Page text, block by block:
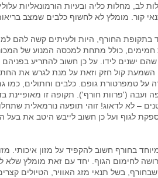
לב, מחלות כליה ובעיות הורמונאליות
קור. מומלץ לא לחשוף כלבים שמצב
בתקופת החורף, היות ולעיתים קשה להם
כולל מתחת למכסה המנוע של
ישנים לידו. על כן חשוב להתריע
קול חזק וזאת על מנת לגרש את
טמפרטורת גופם. כלבים וחתולים, כמו גם
('פרוות חורף'). תקופה זו מאופיינת
– לא לדאוג! זוהי תופעה נורמאלית
לגוף ועל כן חשוב לייבש היטב את בעל
בחורף חשוב להקפיד על מזון איכותי.
לחימום הגוף. יחד עם זאת מומלץ שלא
בשל תנאי מזג האוויר, הטיולים